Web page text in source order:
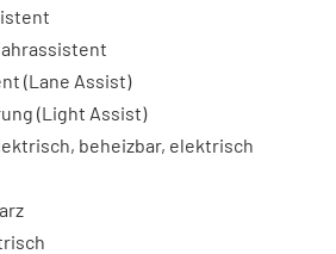
(Lane Assist)
(Light Assist)
beheizbar, elektrisch